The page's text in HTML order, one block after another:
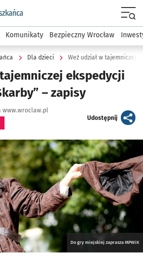
podserwis: Dla mieszkańca
Komunikaty Bezpieczny Wrocław
Dla dzieci Weź udział w tajemniczej
ekspedycji
– zapisy
www.wroclaw.pl
Udostępnijartykuł
Do gry miejskiej zaprasza MPWiK